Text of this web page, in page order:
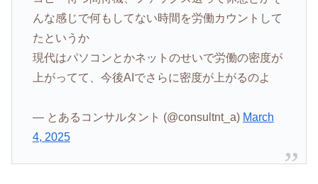
んな感じで何もしてない時間を労働カウントして
たというか
現代はパソコンとかネットのせいで労働の密度が
上がってて、今後AIでさらに密度が上がるのよ
— とあるコンサルタント (@consultnt_a) March
4, 2025